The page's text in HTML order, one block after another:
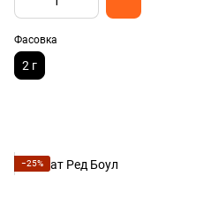
Фасовка
2 г
−25%